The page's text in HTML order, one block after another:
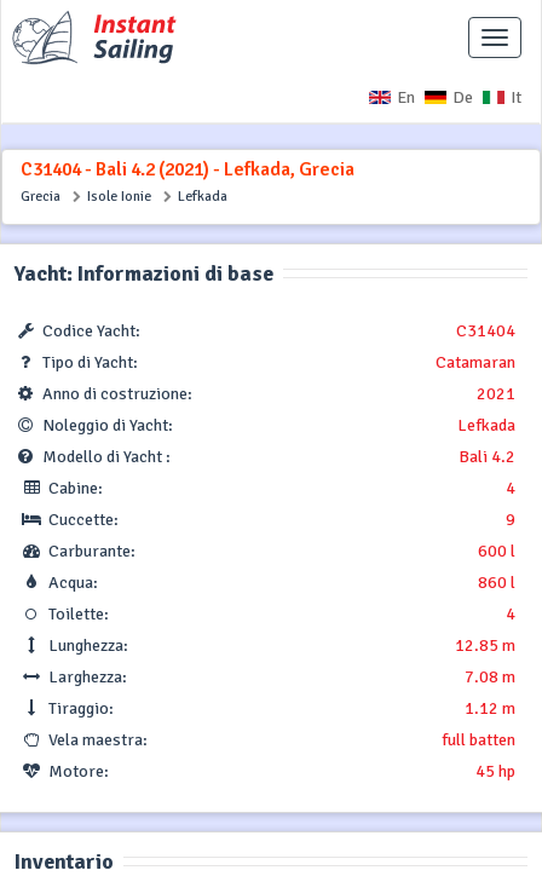
En De It
C31404 - Bali 4.2 (2021) - Lefkada, Grecia
Grecia Isole Ionie Lefkada
Yacht: Informazioni di base
Codice Yacht:
C31404
Tipo di Yacht:
Catamaran
Anno di costruzione:
2021
Noleggio di Yacht:
Lefkada
Modello di Yacht :
Bali 4.2
Cabine:
4
Cuccette:
9
Carburante:
600 l
Acqua:
860 l
Toilette:
4
Lunghezza:
12.85 m
Larghezza:
7.08 m
Tiraggio:
1.12 m
Vela maestra:
full batten
Motore:
45 hp
Inventario